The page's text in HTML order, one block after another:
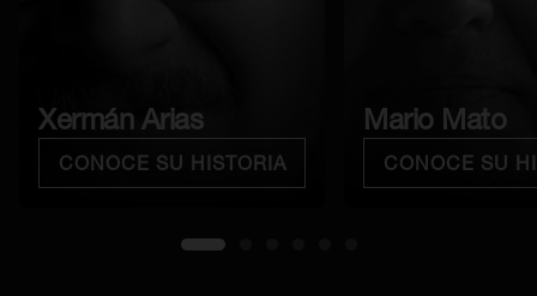
Xermán Arias
CONOCE SU HISTORIA
Mario Mato
CONOCE SU
1